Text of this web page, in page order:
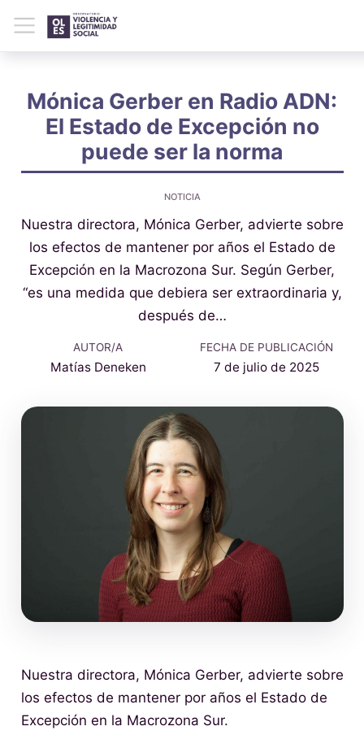
Mónica Gerber en Radio ADN:
El Estado de Excepción no
puede ser la norma
NOTICIA
Nuestra directora, Mónica Gerber, advierte sobre
los efectos de mantener por años el Estado de
Excepción en la Macrozona Sur. Según Gerber,
“es una medida que debiera ser extraordinaria y,
después de…
AUTOR/A
Matías Deneken
FECHA DE PUBLICACIÓN
7 de julio de 2025
Nuestra directora, Mónica Gerber, advierte sobre
los efectos de mantener por años el Estado de
Excepción en la Macrozona Sur.